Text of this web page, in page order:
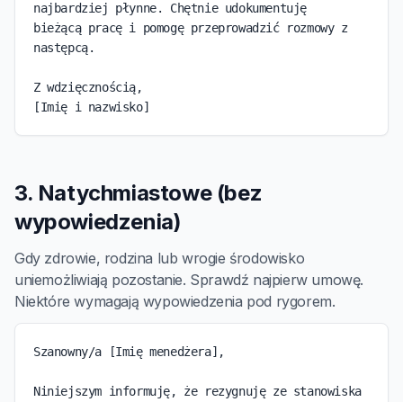
najbardziej płynne. Chętnie udokumentuję
bieżącą pracę i pomogę przeprowadzić rozmowy z
następcą.
Z wdzięcznością,
[Imię i nazwisko]
3. Natychmiastowe (bez
wypowiedzenia)
Gdy zdrowie, rodzina lub wrogie środowisko
uniemożliwiają pozostanie. Sprawdź najpierw umowę.
Niektóre wymagają wypowiedzenia pod rygorem.
Szanowny/a [Imię menedżera],
Niniejszym informuję, że rezygnuję ze stanowiska